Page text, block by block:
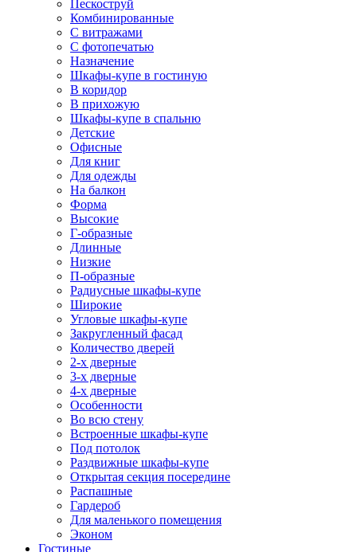
Пескоструй
Комбинированные
С витражами
С фотопечатью
Назначение
Шкафы-купе в гостиную
В коридор
В прихожую
Шкафы-купе в спальню
Детские
Офисные
Для книг
Для одежды
На балкон
Форма
Высокие
Г-образные
Длинные
Низкие
П-образные
Радиусные шкафы-купе
Широкие
Угловые шкафы-купе
Закругленный фасад
Количество дверей
2-х дверные
3-х дверные
4-х дверные
Особенности
Во всю стену
Встроенные шкафы-купе
Под потолок
Раздвижные шкафы-купе
Открытая секция посередине
Распашные
Гардероб
Для маленького помещения
Эконом
Гостиные